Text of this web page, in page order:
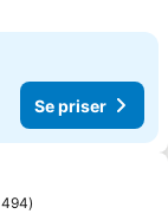
Se priser